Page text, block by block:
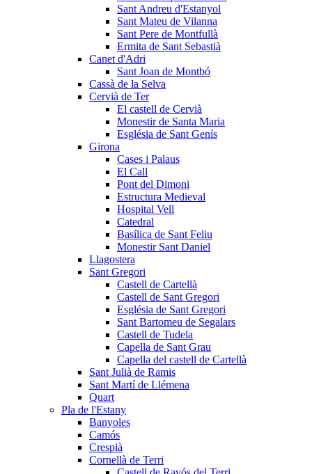
Sant Andreu d'Estanyol
Sant Mateu de Vilanna
Sant Pere de Montfullà
Ermita de Sant Sebastià
Canet d'Adri
Sant Joan de Montbó
Cassà de la Selva
Cervià de Ter
El castell de Cervià
Monestir de Santa Maria
Església de Sant Genís
Girona
Cases i Palaus
El Call
Pont del Dimoni
Estructura Medieval
Hospital Vell
Catedral
Basílica de Sant Feliu
Monestir Sant Daniel
Llagostera
Sant Gregori
Castell de Cartellà
Castell de Sant Gregori
Església de Sant Gregori
Sant Bartomeu de Segalars
Castell de Tudela
Capella de Sant Grau
Capella del castell de Cartellà
Sant Julià de Ramis
Sant Martí de Llémena
Quart
Pla de l'Estany
Banyoles
Camós
Crespià
Cornellà de Terri